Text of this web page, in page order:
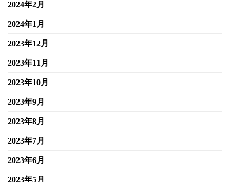
2024年2月
2024年1月
2023年12月
2023年11月
2023年10月
2023年9月
2023年8月
2023年7月
2023年6月
2023年5月